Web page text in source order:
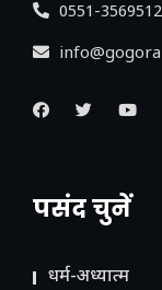
0551-3569512
पसंद चुनें
धर्म-अध्यात्म